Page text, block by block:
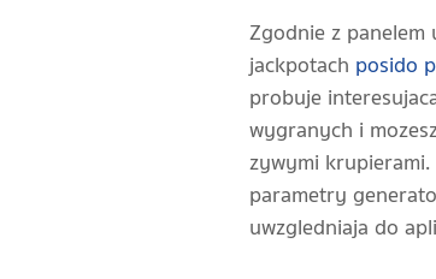
Zgodnie z
jackpotach posido
probuje
wygranych i
zywymi
parametry
uwzgledniaja do